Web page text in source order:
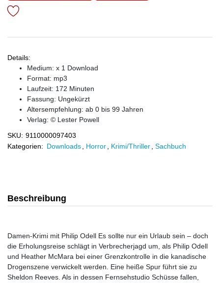
Details:
Medium: x 1 Download
Format: mp3
Laufzeit: 172 Minuten
Fassung: Ungekürzt
Altersempfehlung: ab 0 bis 99 Jahren
Verlag: © Lester Powell
SKU: 9110000097403
Kategorien: Downloads Horror Krimi/Thriller Sachbuch
Beschreibung
Damen-Krimi mit Philip Odell Es sollte nur ein Urlaub sein – doch
die Erholungsreise schlägt in Verbrecherjagd um, als Philip Odell
und Heather McMara bei einer Grenzkontrolle in die kanadische
Drogenszene verwickelt werden. Eine heiße Spur führt sie zu
Sheldon Reeves. Als in dessen Fernsehstudio Schüsse fallen,